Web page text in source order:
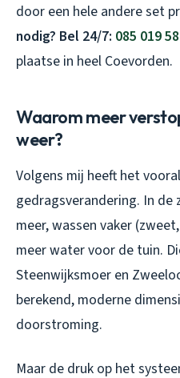
door een hele andere set
nodig? Bel 24/7: 085 019
plaatse in heel Coevorden.
Waarom meer
weer?
Volgens mij heeft het
gedragsverandering. In de
meer, wassen vaker
meer water voor de tuin.
Steenwijksmoer en
berekend, moderne
doorstroming.
Maar de druk op het